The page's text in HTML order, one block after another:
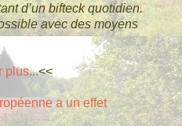
d’un bifteck quotidien.
avec des moyens
plus...<<
a un effet